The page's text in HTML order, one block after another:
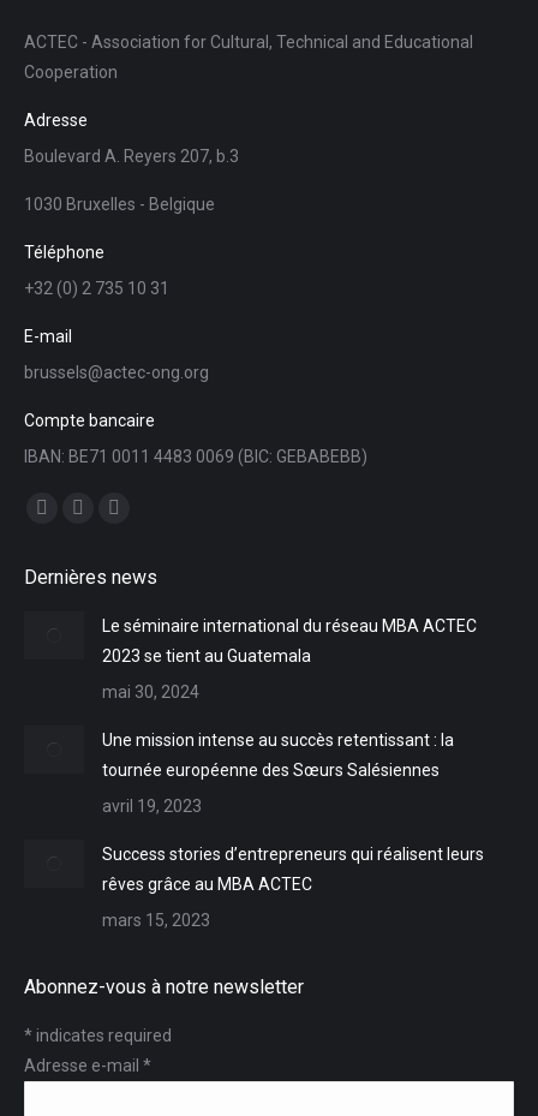
ACTEC - Association for Cultural, Technical and Educational
Cooperation
Adresse
Boulevard A. Reyers 207, b.3
1030 Bruxelles - Belgique
Téléphone
+32 (0) 2 735 10 31
E-mail
brussels@actec-ong.org
Compte bancaire
IBAN: BE71 0011 4483 0069 (BIC: GEBABEBB)
Trouvez nous sur :
opensopens
new
opens
new
Dernières news
Le séminaire international du réseau MBA ACTEC
2023 se tient au Guatemala
mai 30, 2024
Une mission intense au succès retentissant : la
tournée européenne des Sœurs Salésiennes
avril 19, 2023
Success stories d’entrepreneurs qui réalisent leurs
rêves grâce au MBA ACTEC
mars 15, 2023
Abonnez-vous à notre newsletter
*indicates required
Adresse e-mail *